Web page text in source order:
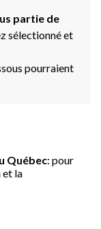
partie de
sélectionné et
pourraient
Québec: pour
et la